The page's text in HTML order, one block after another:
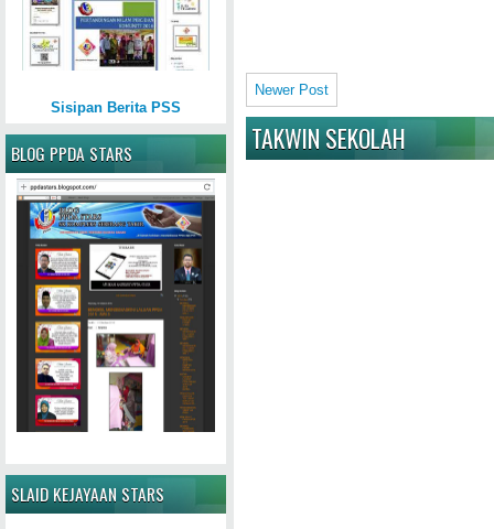
Newer Post
TAKWIN SEKOLAH
Sisipan Berita PSS
BLOG PPDA STARS
SLAID KEJAYAAN STARS